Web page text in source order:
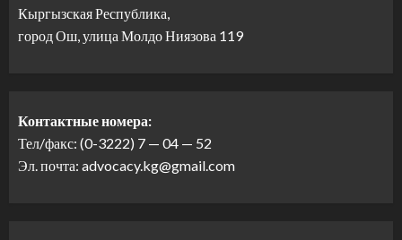
Кыргызская Республика,
город Ош, улица Молдо Ниязова 119
Контактные номера:
Тел/факс: (0-3222) 7 — 04 — 52
Эл. почта: advocacy.kg@gmail.com